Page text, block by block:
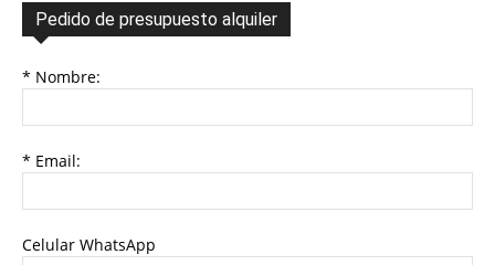
Pedido de presupuesto alquiler
* Nombre:
* Email:
Celular WhatsApp